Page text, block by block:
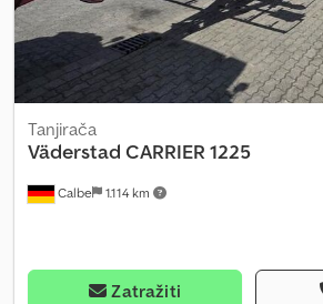
Calbe 1.114 km
Tanjirača
Väderstad CARRIER 1225
Zatražiti